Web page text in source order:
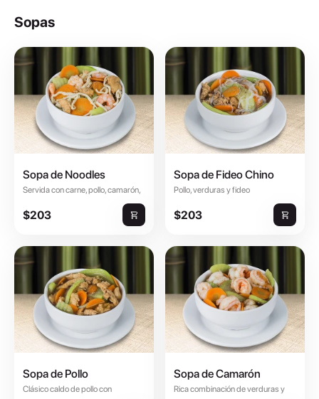
Sopas
Sopa de Noodles
Servida con carne, pollo, camarón,
$203
Sopa de Fideo Chino
Pollo, verduras y fideo
$203
Sopa de Pollo
Clásico caldo de pollo con
Sopa de Camarón
Rica combinación de verduras y